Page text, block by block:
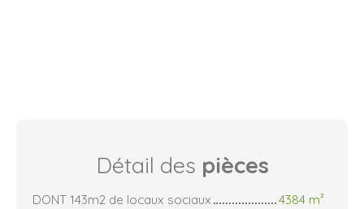
Détail des pièces
DONT 143m2 de locaux sociaux
4384 m²